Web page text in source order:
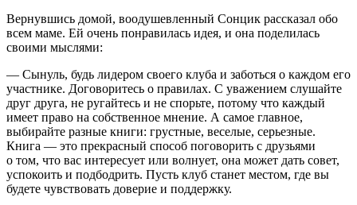
Вернувшись домой, воодушевленный Сонцик рассказал обо
всем маме. Ей очень понравилась идея, и она поделилась
своими мыслями:
— Сынуль, будь лидером своего клуба и заботься о каждом его
участнике. Договоритесь о правилах. С уважением слушайте
друг друга, не ругайтесь и не спорьте, потому что каждый
имеет право на собственное мнение. А самое главное,
выбирайте разные книги: грустные, веселые, серьезные.
Книга — это прекрасный способ поговорить с друзьями
о том, что вас интересует или волнует, она может дать совет,
успокоить и подбодрить. Пусть клуб станет местом, где вы
будете чувствовать доверие и поддержку.